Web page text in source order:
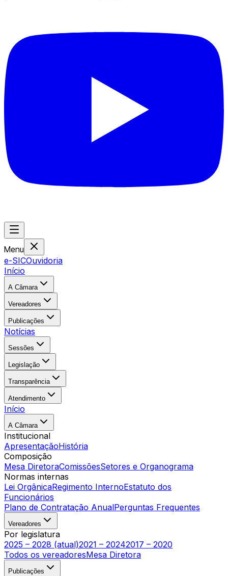
Menu
e-SICOuvidoria
Início
A Câmara
Vereadores
Publicações
Notícias
Sessões
Legislação
Transparência
Atendimento
Início
A Câmara
Institucional
ApresentaçãoHistória
Composição
Mesa DiretoraComissõesSetores e Organograma
Normas internas
Lei OrgânicaRegimento InternoEstatuto dos
Funcionários
Plano de Contratação AnualPerguntas Frequentes
Vereadores
Por legislatura
2025 – 2028 (atual)2021 – 20242017 – 2020
Todos os vereadoresMesa Diretora
Publicações